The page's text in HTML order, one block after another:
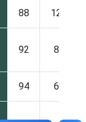
88 12
92 8
94 6